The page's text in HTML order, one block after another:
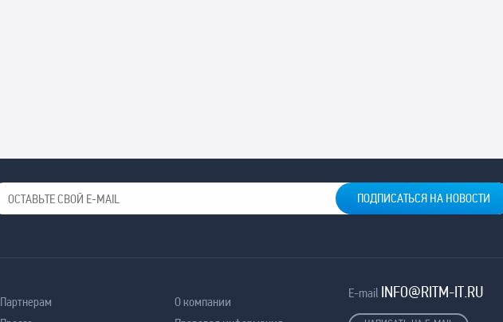
Партнерам
О компании
E-mail INFO@RITM-IT.RU